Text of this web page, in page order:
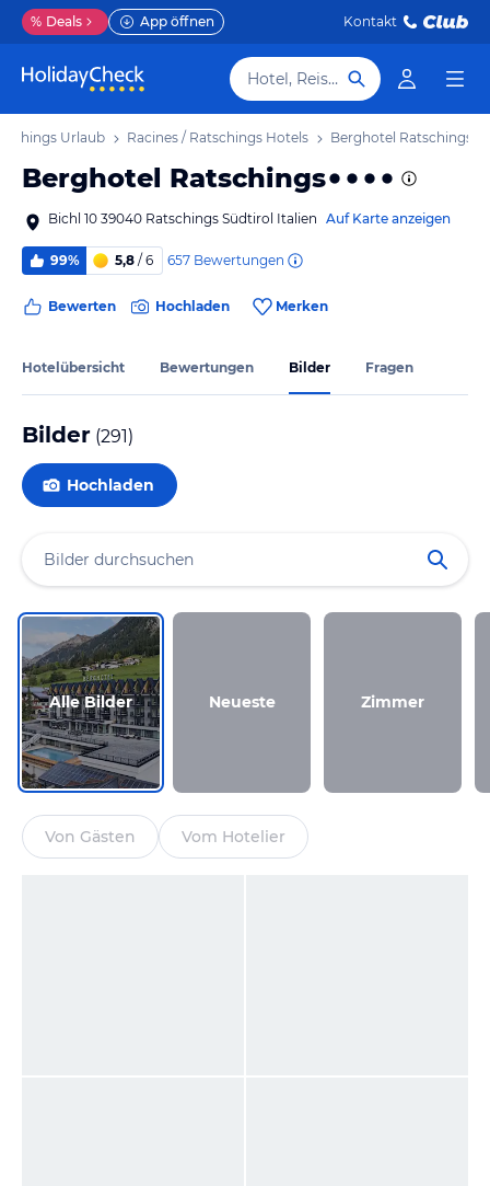
% Deals App öffnen Kontakt
Hotel, Reiseziel
Urlaub Racines / Ratschings Hotels Berghotel Ratschings
Berghotel Ratschings
Bichl 10 39040 Ratschings Südtirol Italien Auf Karte anzeigen
99% 5,8 / 6 657 Bewertungen
Bewerten Hochladen Merken
Hotelübersicht Bewertungen Bilder Fragen
Bilder (291)
Hochladen
Alle Bilder Neueste Zimmer
Von Gästen Vom Hotelier